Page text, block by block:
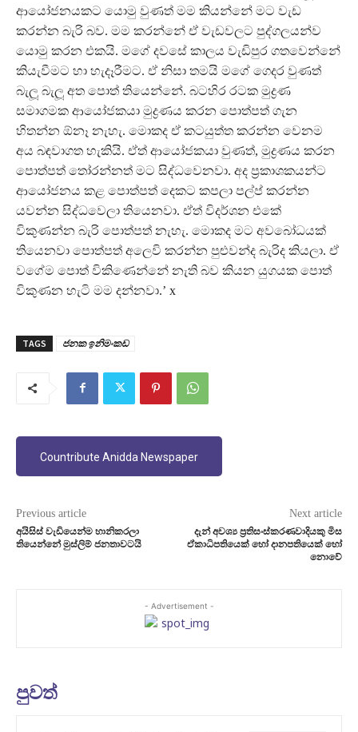
ආයෝජනයකට යොමු වුණත් මම කියන්නේ මට වැඩ
කරන්න බැරි බව. මම කරන්නේ ඒ වැඩවලට පුද්ගලයන්ව
යොමු කරන එකයි. මගේ දවසේ කාලය වැඩිපුර ගතවෙන්නේ
කියැවීමට හා හැදෑරීමට. ඒ නිසා තමයි මගේ ගෙදර වුණත්
බැලූ බැලූ අත පොත් තියෙන්නේ. බටහිර රටක මුද්‍රණ
සමාගමක ආයෝජකයා මුද්‍රණය කරන පොත්පත් ගැන
හිතන්න ඕනෑ නැහැ. මොකද ඒ කටයුත්ත කරන්න වෙනම
අය බඳවාගත හැකියි. ඒත් ආයෝජකයා වුණත්, මුද්‍රණය කරන
පොත්පත් තෝරන්නත් මට සිද්ධවෙනවා. අද ප‍්‍රකාශකයන්ට
ආයෝජනය කළ පොත්පත් දෙකට කපලා පල්ප් කරන්න
යවන්න සිද්ධවෙලා තියෙනවා. ඒත් විදර්ශන එකේ
විකුණන්න බැරි පොත්පත් නැහැ. මොකද මට අවබෝධයක්
තියෙනවා පොත්පත් අලෙවි කරන්න පුළුවන්ද බැරිද කියලා. ඒ
වගේම පොත් විකිණෙන්නේ නැති බව කියන යුගයක පොත්
විකුණන හැටි මම දන්නවා.’ x
TAGS ජනක ඉනිමංකඩ
Countribute Anidda Newspaper
Previous article
අයිසිස් වැඩියෙන්ම හානිකරලා
තියෙන්නේ මුස්ලිම් ජනතාවටයි
Next article
දැන් අවශ්‍ය ප‍්‍රතිසංස්කරණවාදියකු මිස
ඒකාධිපතියෙක් හෝ දානපතියෙක් හෝ
නොවේ
- Advertisement -
පුවත්